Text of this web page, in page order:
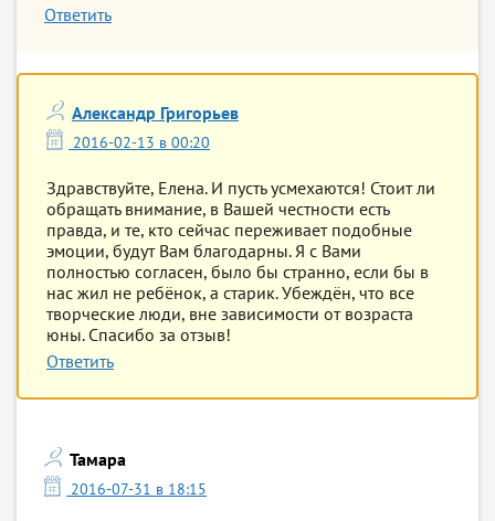
Ответить
Александр Григорьев
2016-02-13 в 00:20
Здравствуйте, Елена. И пусть усмехаются! Стоит ли
обращать внимание, в Вашей честности есть
правда, и те, кто сейчас переживает подобные
эмоции, будут Вам благодарны. Я с Вами
полностью согласен, было бы странно, если бы в
нас жил не ребёнок, а старик. Убеждён, что все
творческие люди, вне зависимости от возраста
юны. Спасибо за отзыв!
Ответить
Тамара
2016-07-31 в 18:15